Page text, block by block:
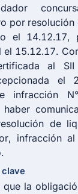
por resolución
el 14.12.17,
el 15.12.17.
al
el
infracción
de
infracción
clave
que la